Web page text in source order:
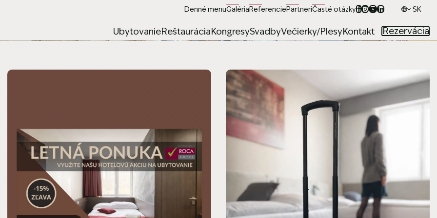
Denné menuGalériaReferenciePartneriČasté otázky Jazyk
UbytovanieReštauráciaKongresySvadbyVečierky/PlesyKontakt Rezervácia